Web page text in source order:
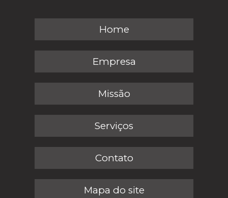
Home
Empresa
Missão
Serviços
Contato
Mapa do site